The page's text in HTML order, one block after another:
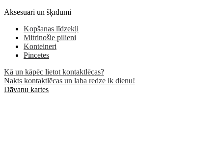
Aksesuāri un šķīdumi
Kopšanas līdzekļi
Mitrinošie pilieni
Konteineri
Pincetes
Kā un kāpēc lietot kontaktlēcas?
Nakts kontaktlēcas un laba redze ik dienu!
Dāvanu kartes